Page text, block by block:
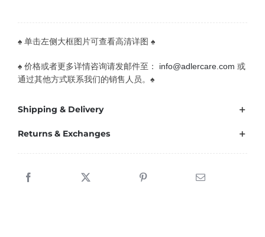
♠ 单击左侧大框图片可查看高清详图 ♠
♠ 价格或者更多详情咨询请发邮件至： info@adlercare.com 或
通过其他方式联系我们的销售人员。♠
Shipping & Delivery
Returns & Exchanges